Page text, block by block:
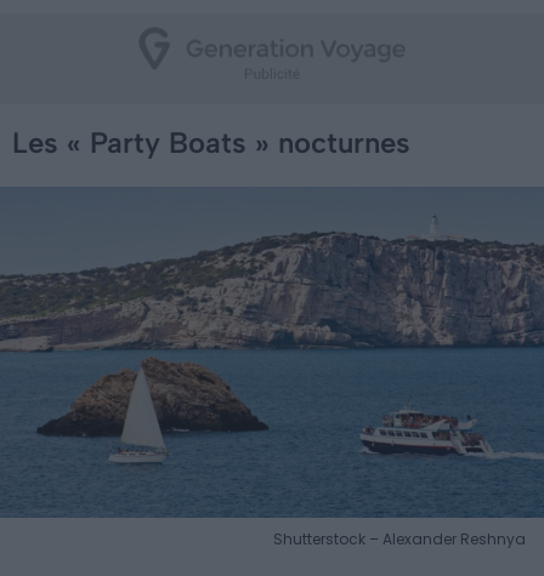
Les « Party Boats » nocturnes
Shutterstock – Alexander Reshnya